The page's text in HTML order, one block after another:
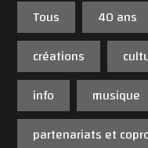
Tous 40 ans
créations
info
musique
partenariats et